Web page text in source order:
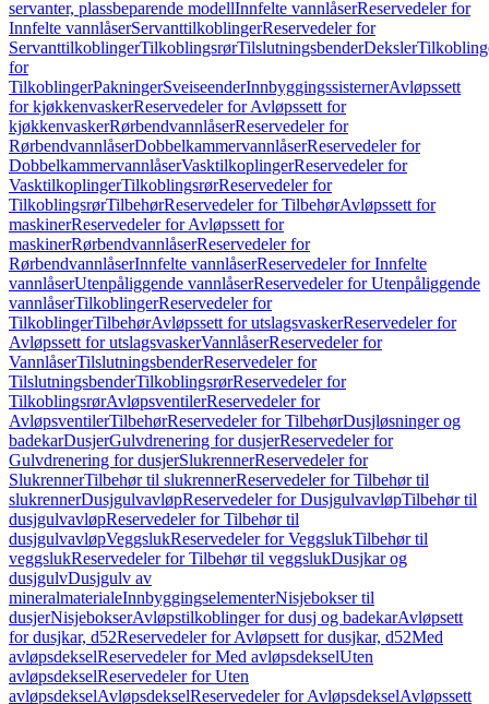
servanter, plassbeparende modellInnfelte vannlåserReservedeler for
Innfelte vannlåserServanttilkoblingerReservedeler for
ServanttilkoblingerTilkoblingsrørTilslutningsbenderDeksler
for
TilkoblingerPakningerSveiseenderInnbyggingssisternerAvløpssett
for kjøkkenvaskerReservedeler for Avløpssett for
kjøkkenvaskerRørbendvannlåserReservedeler for
RørbendvannlåserDobbelkammervannlåserReservedeler for
DobbelkammervannlåserVasktilkoplingerReservedeler for
VasktilkoplingerTilkoblingsrørReservedeler for
TilkoblingsrørTilbehørReservedeler for TilbehørAvløpssett for
maskinerReservedeler for Avløpssett for
maskinerRørbendvannlåserReservedeler for
RørbendvannlåserInnfelte vannlåserReservedeler for Innfelte
vannlåserUtenpåliggende vannlåserReservedeler for Utenpåliggende
vannlåserTilkoblingerReservedeler for
TilkoblingerTilbehørAvløpssett for utslagsvaskerReservedeler for
Avløpssett for utslagsvaskerVannlåserReservedeler for
VannlåserTilslutningsbenderReservedeler for
TilslutningsbenderTilkoblingsrørReservedeler for
TilkoblingsrørAvløpsventilerReservedeler for
AvløpsventilerTilbehørReservedeler for TilbehørDusjløsninger og
badekarDusjerGulvdrenering for dusjerReservedeler for
Gulvdrenering for dusjerSlukrennerReservedeler for
SlukrennerTilbehør til slukrennerReservedeler for Tilbehør til
slukrennerDusjgulvavløpReservedeler for DusjgulvavløpTilbehør til
dusjgulvavløpReservedeler for Tilbehør til
dusjgulvavløpVeggslukReservedeler for VeggslukTilbehør til
veggslukReservedeler for Tilbehør til veggslukDusjkar og
dusjgulvDusjgulv av
mineralmaterialeInnbyggingselementerNisjebokser til
dusjerNisjebokserAvløpstilkoblinger for dusj og badekarAvløpsett
for dusjkar, d52Reservedeler for Avløpsett for dusjkar, d52Med
avløpsdekselReservedeler for Med avløpsdekselUten
avløpsdekselReservedeler for Uten
avløpsdekselAvløpsdekselReservedeler for AvløpsdekselAvløpssett